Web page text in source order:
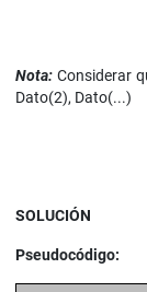
Nota:Considerar
Dato(2), Dato(...)
SOLUCIÓN
Pseudocódigo: